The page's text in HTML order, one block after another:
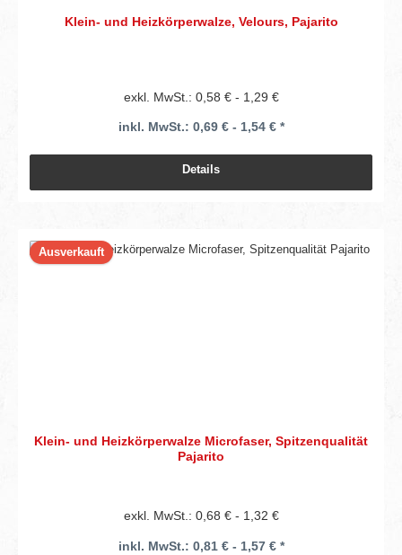
Klein- und Heizkörperwalze, Velours, Pajarito
exkl. MwSt.: 0,58 € - 1,29 €
inkl. MwSt.: 0,69 € - 1,54 € *
Details
Ausverkauft
Klein- und Heizkörperwalze Microfaser, Spitzenqualität
Pajarito
exkl. MwSt.: 0,68 € - 1,32 €
inkl. MwSt.: 0,81 € - 1,57 € *